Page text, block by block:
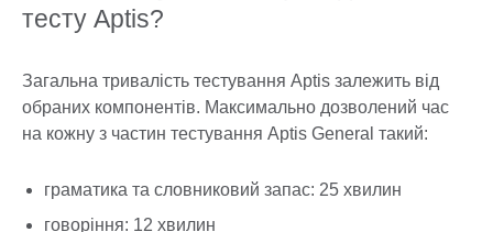
тесту Aptis?
Загальна тривалість тестування Aptis залежить від
обраних компонентів. Максимально дозволений час
на кожну з частин тестування Aptis General такий:
граматика та словниковий запас: 25 хвилин
говоріння: 12 хвилин